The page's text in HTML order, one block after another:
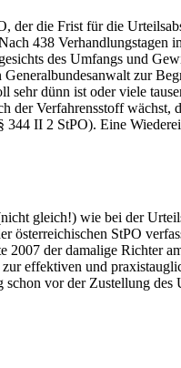
der die Frist für die
438 Verhandlungstagen
des Umfangs und
zur
sehr dünn ist oder viele
der Verfahrensstoff wächst,
344 II 2 StPO). Eine
gleich!) wie bei der
österreichischen StPO
2007 der damalige Richter
effektiven und
schon vor der Zustellung